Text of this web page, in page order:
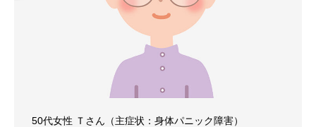
50代女性 Ｔさん（主症状：身体パニック障害）